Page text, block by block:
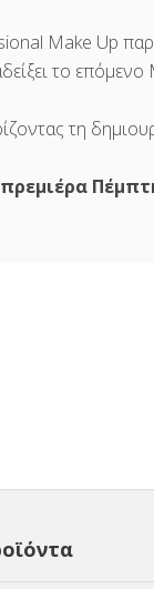
Make Up
το
τη